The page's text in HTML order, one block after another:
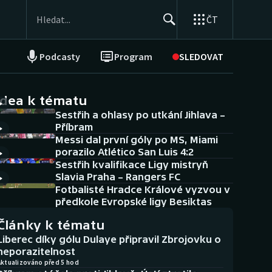
ČT
Podcasty Program SLEDOVAT
NEPŘEHLÉDNĚTE
Historické návraty
Aplikace ČT sport
AZ kvíz
k tématu
Sestřih a ohlasy po utkání Jihlava –
Příbram
Messi dal první góly po MS, Miami
porazilo Atlético San Luis 4:2
Sestřih kvalifikace Ligy mistryň
Slavia Praha – Rangers FC
Fotbalisté Hradce Králové vyzvou v
předkole Evropské ligy Besiktas
k tématu
díky gólu Dulaye připravil Zbrojovku o
před 5 hod